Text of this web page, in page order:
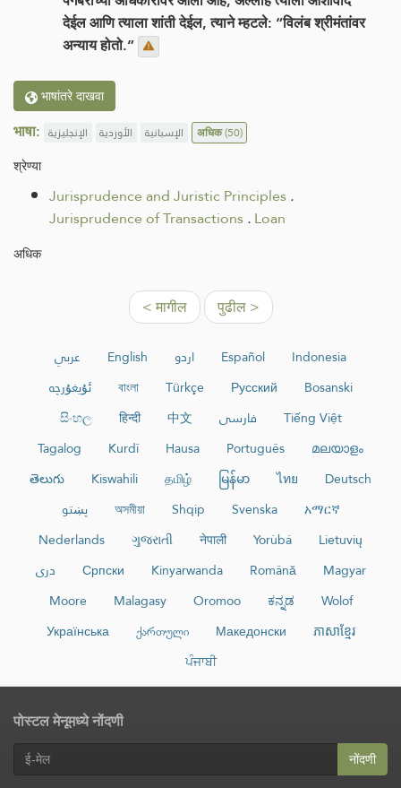
देईल आणि त्याला शांती देईल, त्याने म्हटले: “विलंब श्रीमंतांवर
अन्याय होतो.”
भाषांतरे दाखवा
भाषा: الإنجليزية الأوردية الإسبانية अधिक(50)
श्रेण्या
Jurisprudence and Juristic Principles.
Jurisprudence of Transactions.Loan
अधिक
< मागील पुढील >
عربي English اردو Español
Indonesia
ئۇيغۇرچە
বাংলা Türkçe Русский
Bosanski
සිංහල
हिन्दी 中文 فارسی
Tiếng Việt
Tagalog
Kurdî Hausa Português
മലയാളം
తెలుగు
Kiswahili தமிழ் မြန်မာ ไทย
Deutsch
پښتو
অসমীয়া Shqip Svenska
አማርኛ
Nederlands
ગુજરાતી नेपाली Yorùbá
Lietuvių
دری
Српски Kinyarwanda Română
Magyar
Moore
Malagasy Oromoo ಕನ್ನಡ
Wolof
Українська
ქართული Македонски
ភាសាខ្មែរ
ਪੰਜਾਬੀ
पोस्टल मेनूमध्ये नोंदणी
नोंदणी